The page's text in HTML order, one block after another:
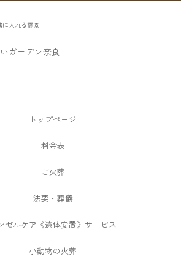
に入れる霊園
ガーデン奈良
トップページ
料金表
ご火葬
法要・葬儀
ゼルケア《遺体安置》サービス
小動物の火葬